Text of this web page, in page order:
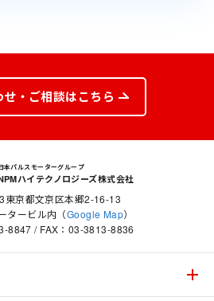
・ご相談はこちら
本パルスモーターグループ
ハイテクノロジーズ株式会社
東京都文京区本郷2-16-13
タービル内（Google Map）
8847 / FAX：03-3813-8836